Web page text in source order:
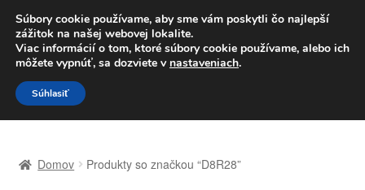
DOPRAVA od 6 EUR
Po–Pi 09:00–16:00 233 221 276
Preskočiť
na
navigáciu
Preskočiť
na
obsah
Celosvetová preprava
Domov Produkty so značkou “D8R28”
Súbory cookie používame, aby sme vám poskytli čo najlepší
zážitok na našej webovej lokalite.
Viac informácií o tom, ktoré súbory cookie používame, alebo ich
môžete vypnúť, sa dozviete v nastaveniach.
Súhlasiť